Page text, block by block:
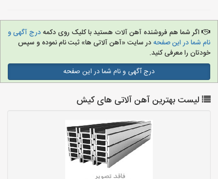
آهن آلاتی های شهرها
اگر شما هم فروشنده آهن آلات هستید با کلیک روی دکمهدرج آگهی و
نام شما در این صفحهدر سایت «آهن آلاتی ها» ثبت نام نموده و سپس
خودتان را معرفی کنید.
درج آگهی و نام شما در این صفحه
لیست بهترین آهن آلاتی های کیش